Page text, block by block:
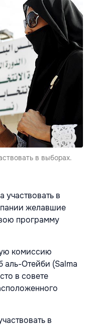
в выборах.
в
желавшие
программу
комиссию
аль-Отейби (Salma
в совете
в